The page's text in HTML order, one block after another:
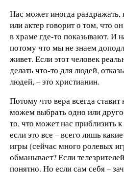
Нас может иногда раздражать,
или актер говорит о том, что
в храме где-то показывают. И
потому что мы не знаем
живет. Если этот человек
делать что-то для людей,
людей, – это христианин.
Потому что вера всегда
можем выбрать одно или
то, что может нас приблизить
если это все – всего лишь
игры (сейчас много ролевых
обманывает? Если
понятно. Но если сам себя –